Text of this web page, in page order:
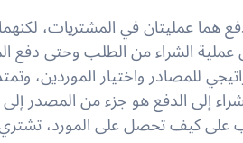
هما عمليتان في المشتريات،
للمصادر واختيار الموردين،